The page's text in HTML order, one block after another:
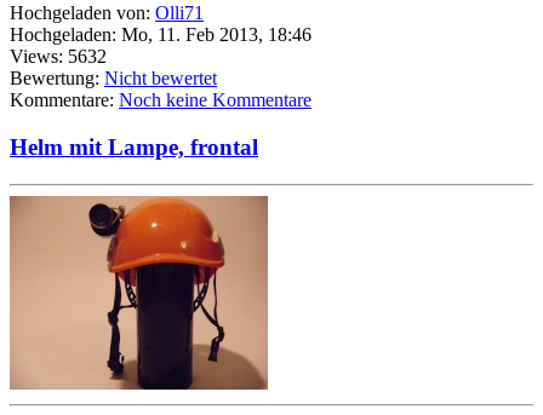
Hochgeladen von: Olli71
Hochgeladen: Mo, 11. Feb 2013, 18:46
Views: 5632
Bewertung: Nicht bewertet
Kommentare: Noch keine Kommentare
Helm mit Lampe, frontal